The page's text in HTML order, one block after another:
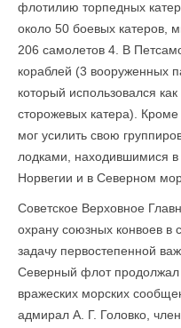
флотилию торпедных
около 50 боевых катеров,
206 самолетов 4. В
кораблей (3 вооруженных
который использовался
сторожевых катера).
мог усилить свою
лодками, находившимися
Норвегии и в Северном
Советское Верховное
охрану союзных конвоев в
задачу первостепенной
Северный флот продолжал
вражеских морских
адмирал А. Г. Головко,